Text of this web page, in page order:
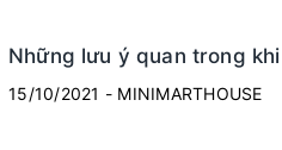
Những lưu ý quan trong
15/10/2021 - MINIMARTHOUSE